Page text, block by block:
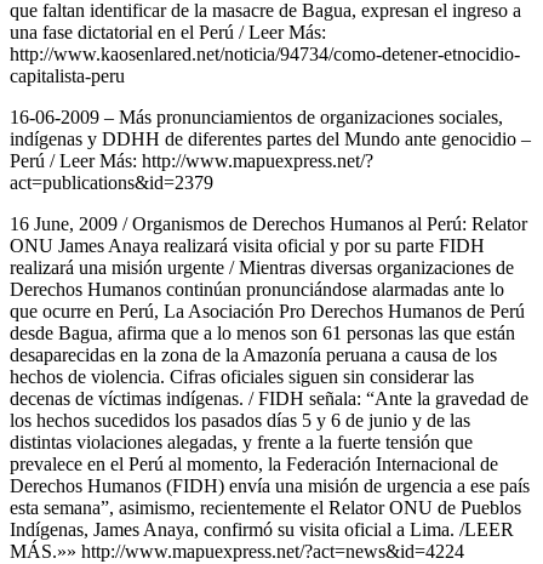
que faltan identificar de la masacre de Bagua, expresan el ingreso a
una fase dictatorial en el Perú / Leer Más:
http://www.kaosenlared.net/noticia/94734/como-detener-etnocidio-
capitalista-peru
16-06-2009 – Más pronunciamientos de organizaciones sociales,
indígenas y DDHH de diferentes partes del Mundo ante genocidio –
Perú / Leer Más: http://www.mapuexpress.net/?
act=publications&id=2379
16 June, 2009 / Organismos de Derechos Humanos al Perú: Relator
ONU James Anaya realizará visita oficial y por su parte FIDH
realizará una misión urgente / Mientras diversas organizaciones de
Derechos Humanos continúan pronunciándose alarmadas ante lo
que ocurre en Perú, La Asociación Pro Derechos Humanos de Perú
desde Bagua, afirma que a lo menos son 61 personas las que están
desaparecidas en la zona de la Amazonía peruana a causa de los
hechos de violencia. Cifras oficiales siguen sin considerar las
decenas de víctimas indígenas. / FIDH señala: “Ante la gravedad de
los hechos sucedidos los pasados días 5 y 6 de junio y de las
distintas violaciones alegadas, y frente a la fuerte tensión que
prevalece en el Perú al momento, la Federación Internacional de
Derechos Humanos (FIDH) envía una misión de urgencia a ese país
esta semana”, asimismo, recientemente el Relator ONU de Pueblos
Indígenas, James Anaya, confirmó su visita oficial a Lima. /LEER
MÁS.»» http://www.mapuexpress.net/?act=news&id=4224